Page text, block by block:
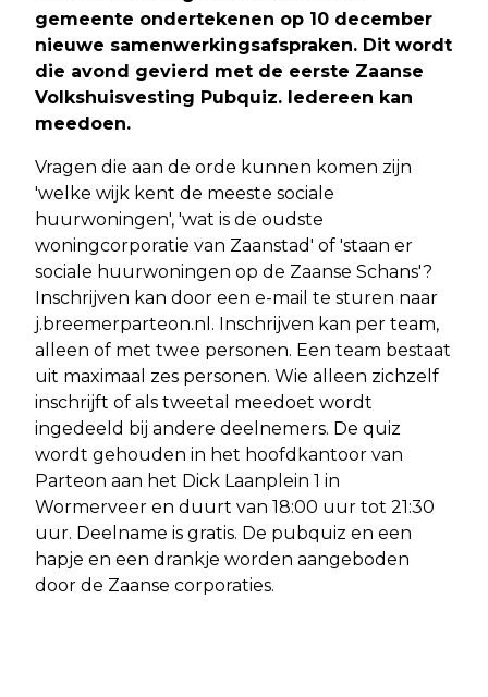
gemeente ondertekenen op 10 december
nieuwe samenwerkingsafspraken. Dit wordt
die avond gevierd met de eerste Zaanse
Volkshuisvesting Pubquiz. Iedereen kan
meedoen.
Vragen die aan de orde kunnen komen zijn
'welke wijk kent de meeste sociale
huurwoningen', 'wat is de oudste
woningcorporatie van Zaanstad' of 'staan er
sociale huurwoningen op de Zaanse Schans'?
Inschrijven kan door een e-mail te sturen naar
j.breemerparteon.nl. Inschrijven kan per team,
alleen of met twee personen. Een team bestaat
uit maximaal zes personen. Wie alleen zichzelf
inschrijft of als tweetal meedoet wordt
ingedeeld bij andere deelnemers. De quiz
wordt gehouden in het hoofdkantoor van
Parteon aan het Dick Laanplein 1 in
Wormerveer en duurt van 18:00 uur tot 21:30
uur. Deelname is gratis. De pubquiz en een
hapje en een drankje worden aangeboden
door de Zaanse corporaties.